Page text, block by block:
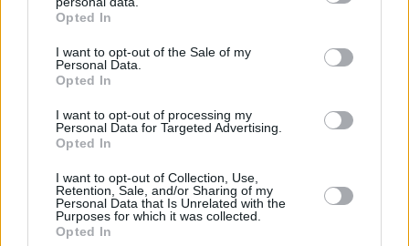
grant or deny consent to Google and its third-party tags to
use your data for below specified purposes in below Google
consent section.
Opted In
I want to opt-out of the Sale of my
Personal Data.
Opted In
I want to opt-out of processing my
Personal Data for Targeted Advertising.
Opted In
I want to opt-out of Collection, Use,
Retention, Sale, and/or Sharing of my
Personal Data that Is Unrelated with the
Purposes for which it was collected.
Opted In
Το «σκουλήκι του διαβόλου» που ζει 1,3 χιλιόμετρα
κάτω από τη Γη και αλλάζει όσα γνωρίζαμε για τη
ζωή: «Οι άνθρωποι δεν κυβερνάμε τον κόσμο»
08.08.2026, 08:57